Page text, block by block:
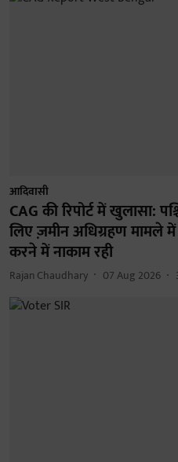
आदिवासी
CAG की रिपोर्ट में खुलासा:
लिए ज़मीन अधिग्रहण मामले में
करने में नाकाम रही
Rajan Chaudhary 07 Aug 2026